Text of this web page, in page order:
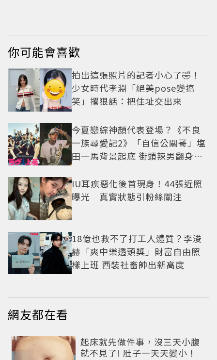
你可能會喜歡
拍出這張照片的記者小心了🤣！
少女時代孝淵「絕美pose變搞
笑」撂狠話：把住址交出來
今夏戀綜神顏代表登場？《不良
一族尋愛記2》「自信公關哥」塩
田一馬背景起底 街頭辣男翻身當
IU耳疾惡化後首現身！44張近照
曝光 真實狀態引粉絲關注
18億也救不了打工人體質？李浚
赫「爽中樂透頭獎」財富自由照
樣上班 西裝社畜帥出新高度
網友都在看
起床就先做件事，沒三天小腹
就不見了! 肚子一天天變小！
PR